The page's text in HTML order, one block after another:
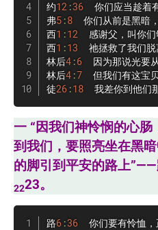
约12 :36
你们应当趁着
弗5 :8
你们从前是黑暗
西1 :12
感谢父，叫你
西1 :13
祂拯救了我们
林后4 :6
因为那说光要
林后4 :7
但我们有这宝
徒26 :18
我差你到他们
一 “因我们神怜悯的心
到我们，要照亮坐在黑
的脚引到平安的路上
2223。
路6 :36
你们要有怜恤，